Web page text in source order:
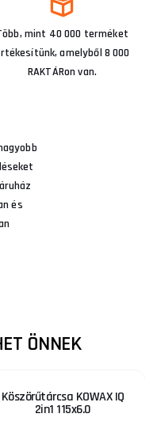
mint 40 000 terméket
amelyből 8 000
RAKTÁRon van.
és
ÖNNEK
Köszörűtárcsa KOWAX IQ
2in1 115x6.0